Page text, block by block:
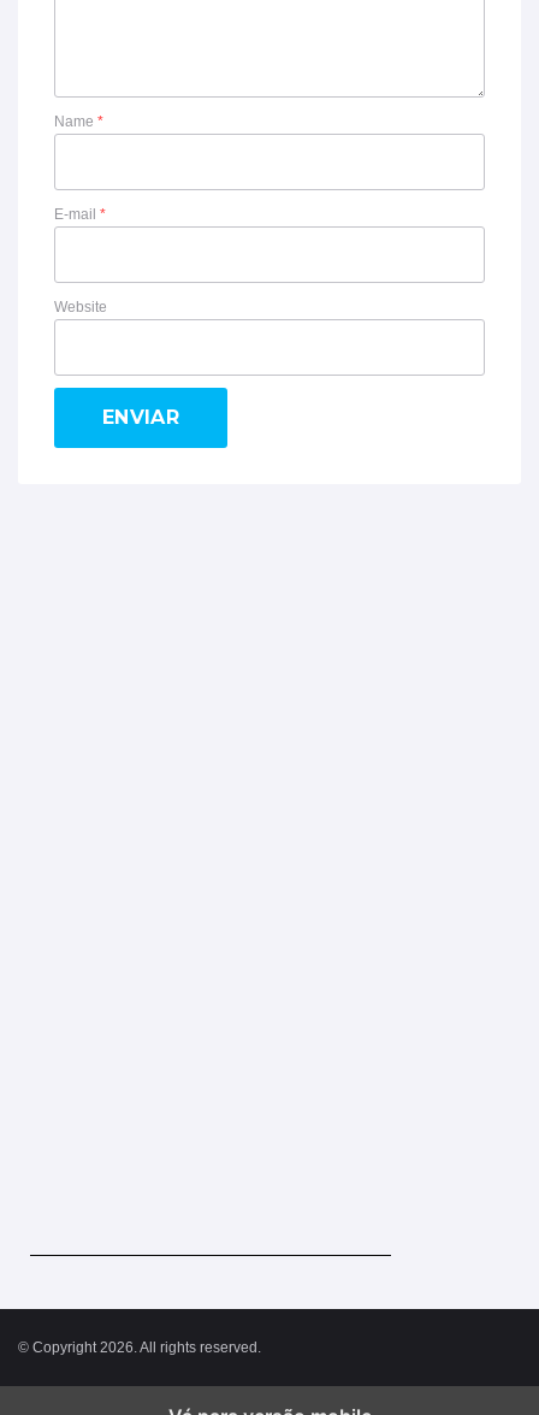
Name *
E-mail *
Website
© Copyright 2026. All rights reserved.